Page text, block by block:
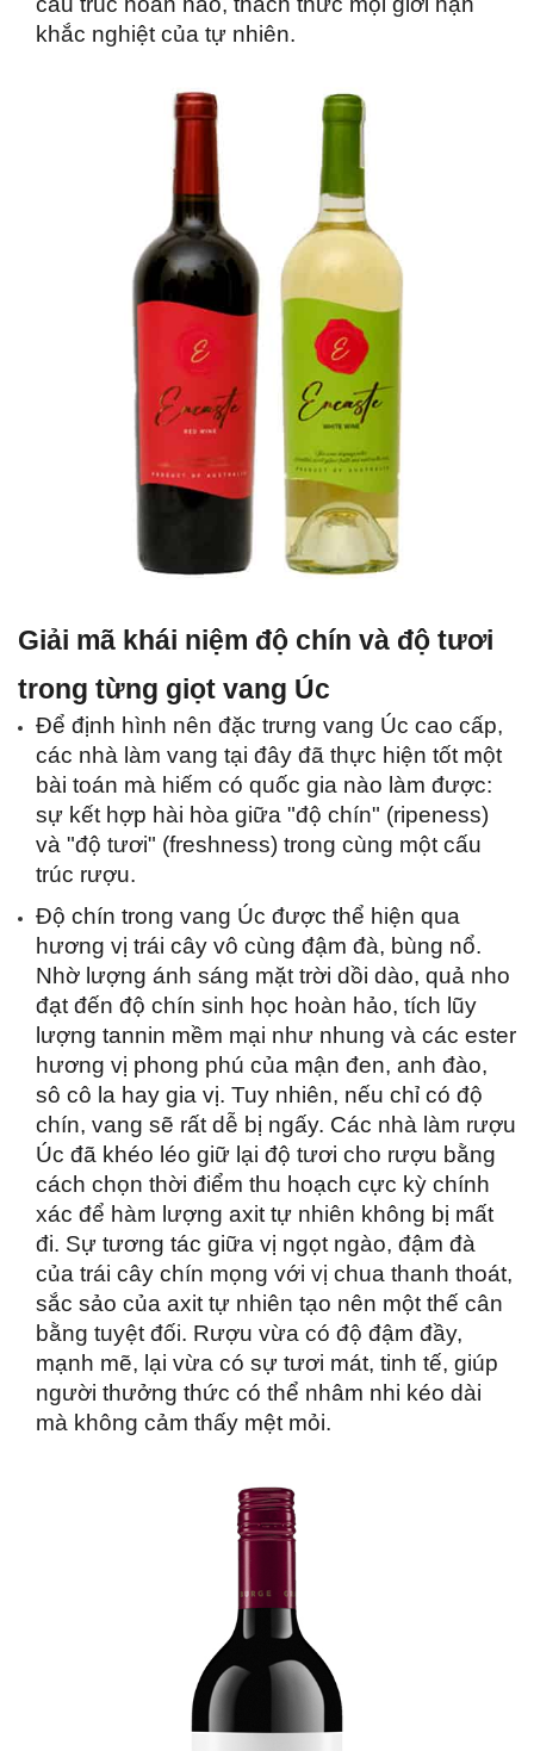
khắc nghiệt của tự nhiên.
Giải mã khái niệm độ chín và độ tươi
trong từng giọt vang Úc
Để định hình nên đặc trưng vang Úc cao cấp,
các nhà làm vang tại đây đã thực hiện tốt một
bài toán mà hiếm có quốc gia nào làm được:
sự kết hợp hài hòa giữa "độ chín" (ripeness)
và "độ tươi" (freshness) trong cùng một cấu
trúc rượu.
Độ chín trong vang Úc được thể hiện qua
hương vị trái cây vô cùng đậm đà, bùng nổ.
Nhờ lượng ánh sáng mặt trời dồi dào, quả nho
đạt đến độ chín sinh học hoàn hảo, tích lũy
lượng tannin mềm mại như nhung và các ester
hương vị phong phú của mận đen, anh đào,
sô cô la hay gia vị. Tuy nhiên, nếu chỉ có độ
chín, vang sẽ rất dễ bị ngấy. Các nhà làm rượu
Úc đã khéo léo giữ lại độ tươi cho rượu bằng
cách chọn thời điểm thu hoạch cực kỳ chính
xác để hàm lượng axit tự nhiên không bị mất
đi. Sự tương tác giữa vị ngọt ngào, đậm đà
của trái cây chín mọng với vị chua thanh thoát,
sắc sảo của axit tự nhiên tạo nên một thế cân
bằng tuyệt đối. Rượu vừa có độ đậm đầy,
mạnh mẽ, lại vừa có sự tươi mát, tinh tế, giúp
người thưởng thức có thể nhâm nhi kéo dài
mà không cảm thấy mệt mỏi.